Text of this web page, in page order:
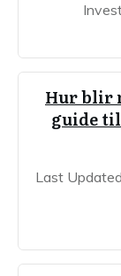
Hur blir
guide
Last